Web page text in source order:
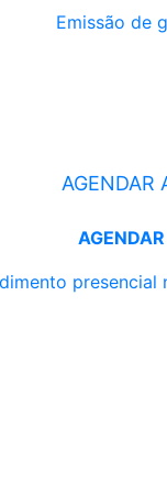
Emissão de
AGENDAR
presencial